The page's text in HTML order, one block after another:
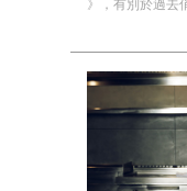
》，有別於過去